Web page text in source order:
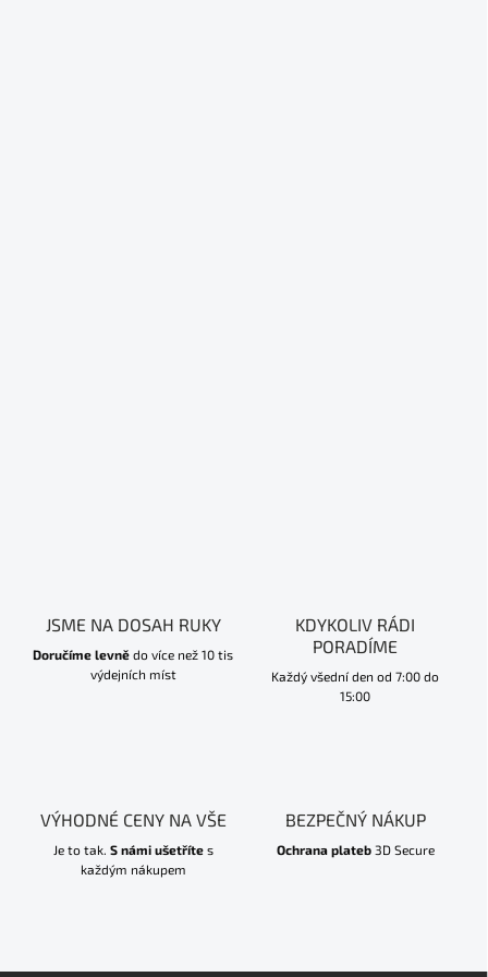
JSME NA DOSAH RUKY
Doručíme levně do více než 10 tis
výdejních míst
KDYKOLIV RÁDI
PORADÍME
Každý všední den od 7:00 do
15:00
VÝHODNÉ CENY NA VŠE
Je to tak. S námi ušetřítes
každým nákupem
BEZPEČNÝ NÁKUP
Ochrana plateb3D Secure